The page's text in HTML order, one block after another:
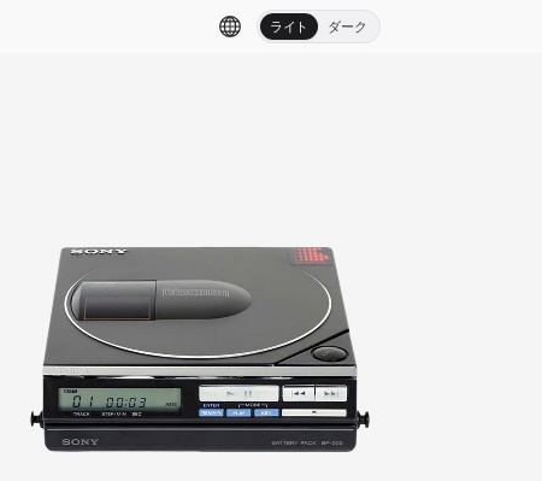
ライト ダーク